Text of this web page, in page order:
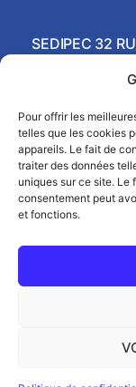
Pour offrir les
telles que les cookies
appareils. Le fait de
traiter des données
uniques sur ce site. Le
consentement peut
et fonctions.
SEDIPEC 32
2 AVENUE